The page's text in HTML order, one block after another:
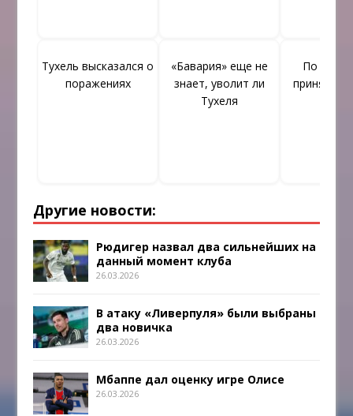
Тухель высказался о
поражениях
«Бавария» еще не
знает, уволит ли
Тухеля
По
принято
Другие новости:
Рюдигер назвал два сильнейших на
данный момент клуба
26.03.2026
В атаку «Ливерпуля» были выбраны
два новичка
26.03.2026
Мбаппе дал оценку игре Олисе
26.03.2026